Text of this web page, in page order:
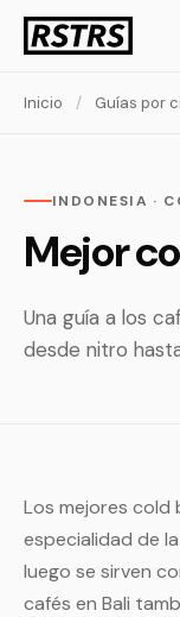
Inicio / Guías por
INDONESIA ·
Mejor
Una guía a los
desde nitro
Los mejores cold
especialidad de
luego se sirven
cafés en Bali